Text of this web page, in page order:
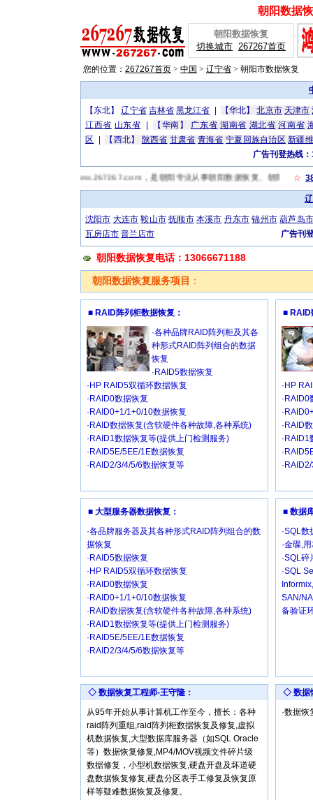
朝阳数据
朝阳数据恢复
切换城市 267267首页
您的位置： 267267首页 > 中国 > 辽宁省 > 朝阳市数据恢复
【东北】辽宁省 吉林省 黑龙江省 【华北】北京市 天津市
江西省 山东省 【华南】 广东省 湖南省 湖北省 河南省
区
【西北】 陕西省 甘肃省 青海省 宁夏回族自治区 新疆
广告刊登热线
硬盘数据恢复网-www.267267.com，是朝阳专业从事朝阳数据恢复、朝阳服务器
☆
沈阳市 大连市 鞍山市 抚顺市 本溪市 丹东市 锦州市 葫芦岛市
瓦房店市 普兰店市 广告刊
朝阳数据恢复电话：13066671188
朝阳数据恢复服务项目 ：
■ RAID阵列柜数据恢复：
·各种品牌RAID阵列柜及其各
种形式RAID阵列组合的数据
恢复
·RAID5数据恢复
·HP RAID5双循环数据恢复
·RAID0数据恢复
·RAID0+1/1+0/10数据恢复
·RAID数据恢复(含软硬件各种故障,各种系统)
·RAID1数据恢复等(提供上门检测服务)
·RAID5E/5EE/1E数据恢复
·RAID2/3/4/5/6数据恢复等
■ RAID
·HP
·RAID0
·RAID
■ 大型服务器数据恢复：
·各品牌服务器及其各种形式RAID阵列组合的数
据恢复
·RAID5数据恢复
·HP RAID5双循环数据恢复
·RAID0数据恢复
·RAID0+1/1+0/10数据恢复
·RAID数据恢复(含软硬件各种故障,各种系统)
·RAID1数据恢复等(提供上门检测服务)
·RAID5E/5EE/1E数据恢复
·RAID2/3/4/5/6数据恢复等
■ 数据
·SQL
·金碟,
·SQL
·SQL
SAN/
备验证
◇ 数据恢复工程师-王守隆：
从95年开始从事计算机工作至今，擅长：各种
raid阵列重组,raid阵列柜数据恢复及修复,虚拟
机数据恢复,大型数据库服务器（如SQL Oracle
等）数据恢复修复,MP4/MOV视频文件碎片级
数据修复，小型机数据恢复,硬盘开盘及坏道硬
盘数据恢复修复,硬盘分区表手工修复及恢复原
样等疑难数据恢复及修复。
◇ 数据
·数据